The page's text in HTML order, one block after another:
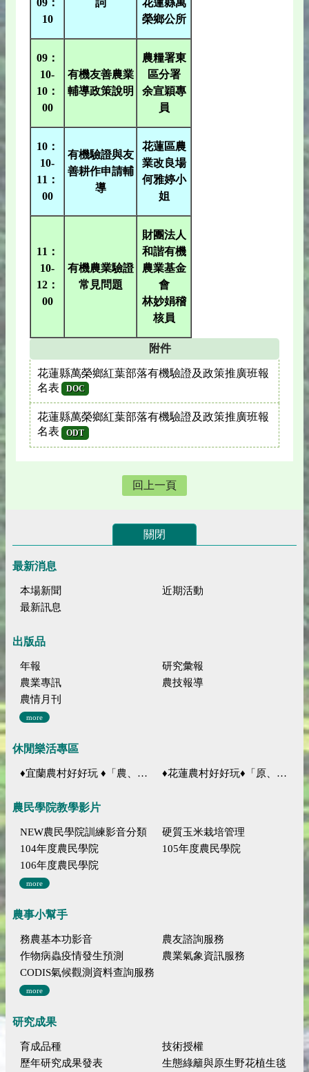
09：
10
詞
花蓮縣萬
榮鄉公所
09：
10-
10：
00
有機友善農業
輔導政策說明
農糧署東
區分署
余宣穎專
員
10：
10-
11：
00
有機驗證與友
善耕作申請輔
導
花蓮區農
業改良場
何雅婷小
姐
11：
10-
12：
00
有機農業驗證
常見問題
財團法人
和諧有機
農業基金
會
林妙娟稽
核員
附件
花蓮縣萬榮鄉紅葉部落有機驗證及政策推廣班報
名表
DOC
花蓮縣萬榮鄉紅葉部落有機驗證及政策推廣班報
名表
ODT
回上一頁
關閉
最新消息
本場新聞
近期活動
最新訊息
出版品
年報
研究彙報
農業專訊
農技報導
農情月刊
more
休閒樂活專區
♦宜蘭農村好好玩 ♦「農、藝、山、水」四條遊程推薦 ♦花蓮農村好好玩♦「原、生、慢、活」四條遊程推薦
農民學院教學影片
NEW農民學院訓練影音分類
硬質玉米栽培管理
104年度農民學院
105年度農民學院
106年度農民學院
more
農事小幫手
務農基本功影音
農友諮詢服務
作物病蟲疫情發生預測
農業氣象資訊服務
CODIS氣候觀測資料查詢服務
more
研究成果
育成品種
技術授權
歷年研究成果發表
生態綠籬與原生野花植生毯